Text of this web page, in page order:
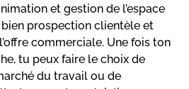
et gestion de l’espace
prospection clientèle et
commerciale. Une fois ton
tu peux faire le choix de
du travail ou de